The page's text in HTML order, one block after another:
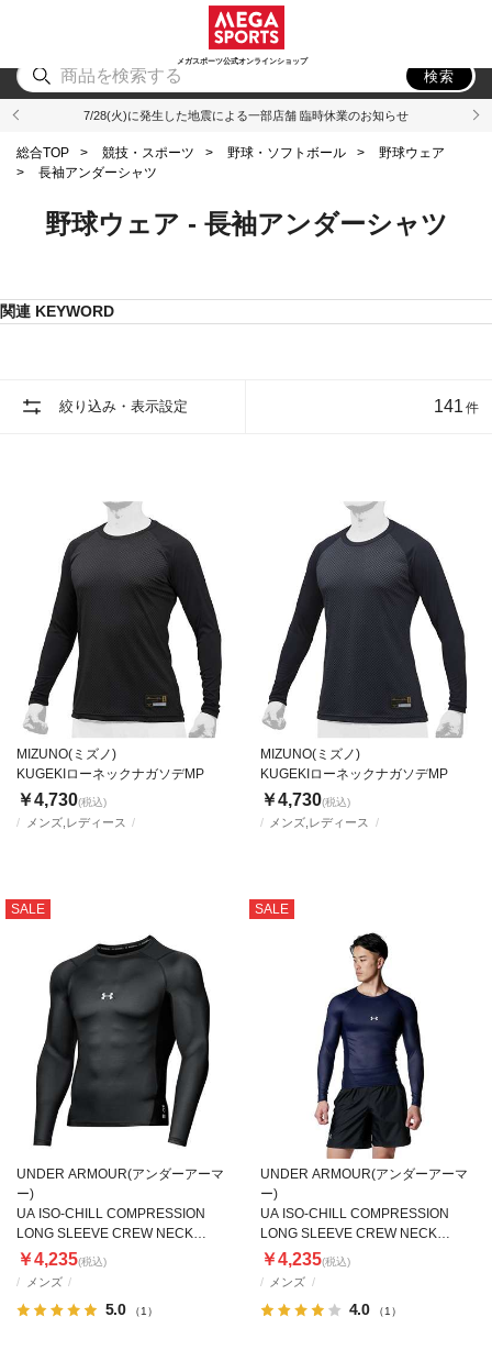
メガスポーツ公式オンラインショップ
アウトドア
検索
7/28(火)に発生した地震による一部店舗 臨時休業のお知らせ
総合TOP > 競技・スポーツ > 野球・ソフトボール >
野球ウェア
>
長袖アンダーシャツ
野球ウェア - 長袖アンダーシャツ
関連 KEYWORD
絞り込み・表示設定 141 件
メンズ,レディース
MIZUNO(ミズノ)
KUGEKIローネックナガソデMP
￥4,730(税込)
メンズ,レディース
MIZUNO(ミズノ)
KUGEKIローネックナガソデMP
￥4,730(税込)
SALE
メンズ
5.0 （1）
UNDER ARMOUR(アンダーアーマ
ー)
UA ISO-CHILL COMPRESSION
LONG SLEEVE CREW NECK
SHIRT
￥4,235(税込)
SALE
メンズ
4.0 （1）
UNDER ARMOUR(アンダーアーマ
ー)
UA ISO-CHILL COMPRESSION
LONG SLEEVE CREW NECK
SHIRT
￥4,235(税込)